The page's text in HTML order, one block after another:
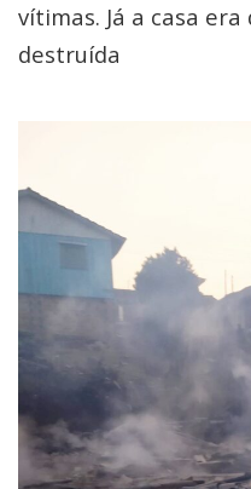
vítimas. Já a casa
destruída